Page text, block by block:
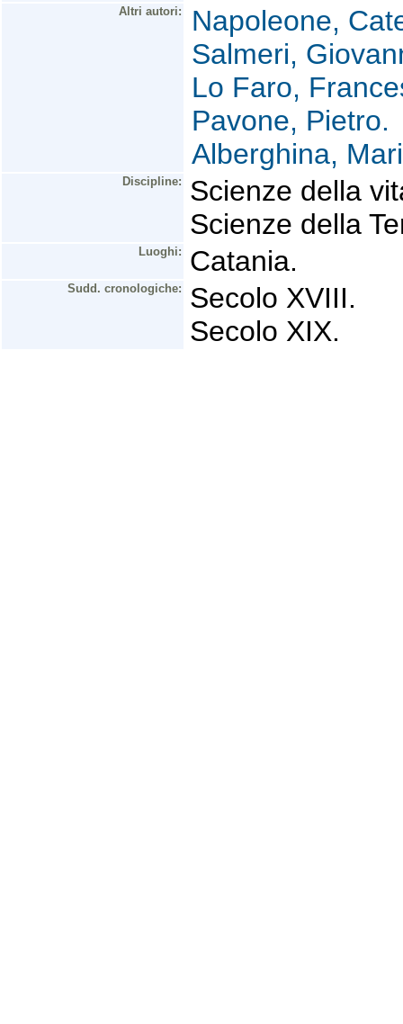
Altri autori:
Napoleone,
Salmeri,
Lo Faro,
Pavone, Pietro.
Alberghina,
Discipline:
Scienze della
Scienze della
Luoghi: Catania.
Sudd. cronologiche:
Secolo XVIII.
Secolo XIX.